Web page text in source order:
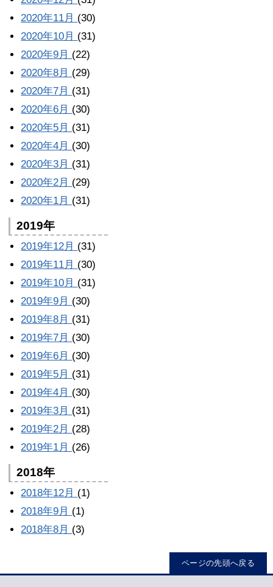
2020年11月 (30)
2020年10月 (31)
2020年9月 (22)
2020年8月 (29)
2020年7月 (31)
2020年6月 (30)
2020年5月 (31)
2020年4月 (30)
2020年3月 (31)
2020年2月 (29)
2020年1月 (31)
2019年
2019年12月 (31)
2019年11月 (30)
2019年10月 (31)
2019年9月 (30)
2019年8月 (31)
2019年7月 (30)
2019年6月 (30)
2019年5月 (31)
2019年4月 (30)
2019年3月 (31)
2019年2月 (28)
2019年1月 (26)
2018年
2018年12月 (1)
2018年9月 (1)
2018年8月 (3)
ページの先頭へ戻る